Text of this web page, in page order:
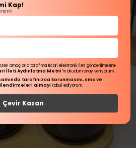
Kap!
amaçlarla tarafıma ticari elektronik ileti gönderilmesine
İleti Aydınlatma Metni 'ni okudum onay veriyorum.
tarafınızca korunmasını, sms ve
almayı kabul ediyorum.
Çevir Kazan